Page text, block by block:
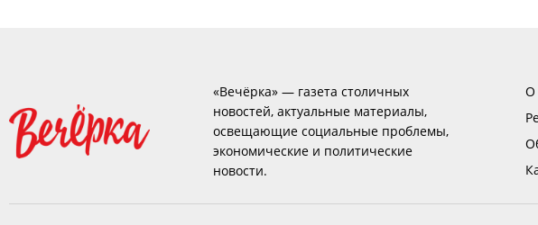
«Вечёрка» — газета столичных
новостей, актуальные материалы,
освещающие социальные проблемы,
экономические и политические
новости.
О